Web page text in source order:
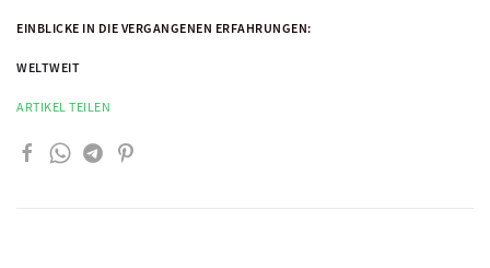
EINBLICKE IN DIE VERGANGENEN ERFAHRUNGEN:
WELTWEIT
ARTIKEL TEILEN